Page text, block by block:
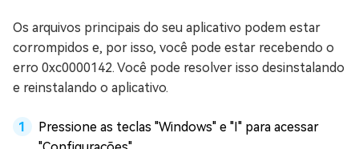
Os arquivos principais do seu aplicativo podem estar
corrompidos e, por isso, você pode estar recebendo o
erro 0xc0000142. Você pode resolver isso desinstalando
e reinstalando o aplicativo.
Pressione as teclas "Windows" e "I" para acessar